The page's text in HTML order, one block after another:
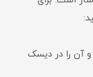
و آن را در دیسک